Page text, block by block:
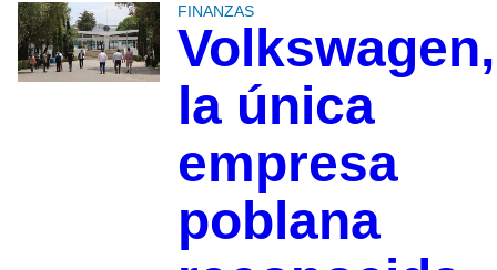
FINANZAS
Volkswagen,
la única
empresa
poblana